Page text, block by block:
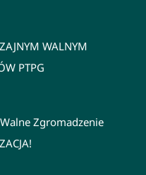
WALNYM
PTPG
Zgromadzenie